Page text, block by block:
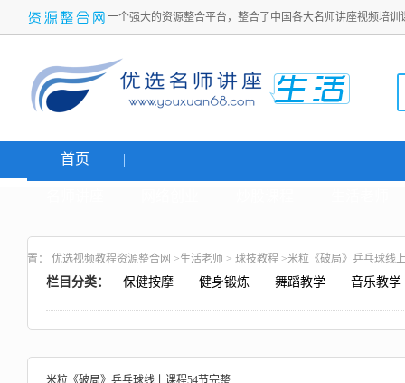
一个强大的资源整合平台，整合了中国各大名师讲座视频培
首页
置： 优选视频教程资源整合网 >生活老师 > 球技教程 >米粒《破局》乒乓球线
栏目分类： 保健按摩 健身锻炼 舞蹈教学 音乐教学
米粒《破局》乒乓球线上课程54节完整